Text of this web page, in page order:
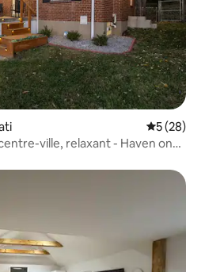
5 (28)
ville, relaxant - Haven on